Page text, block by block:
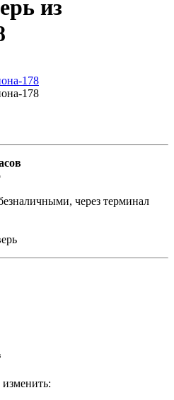
из
через терминал